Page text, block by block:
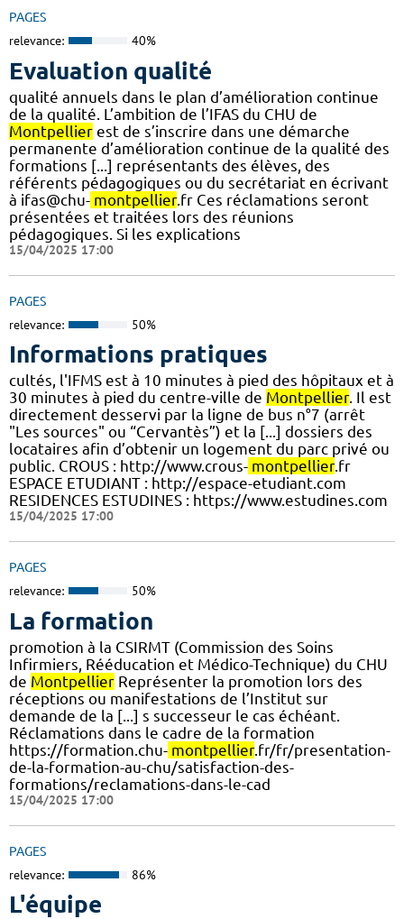
PAGES
relevance: 40%
Evaluation qualité
qualité annuels dans le plan d’amélioration continue
de la qualité. L’ambition de l’IFAS du CHU de
Montpellier est de s’inscrire dans une démarche
permanente d’amélioration continue de la qualité des
formations [...] représentants des élèves, des
référents pédagogiques ou du secrétariat en écrivant
à ifas@chu- montpellier.fr Ces réclamations seront
présentées et traitées lors des réunions
pédagogiques. Si les explications
15/04/2025 17:00
PAGES
relevance: 50%
Informations pratiques
cultés, l'IFMS est à 10 minutes à pied des hôpitaux et à
30 minutes à pied du centre-ville de Montpellier. Il est
directement desservi par la ligne de bus n°7 (arrêt
"Les sources" ou “Cervantès”) et la [...] dossiers des
locataires afin d’obtenir un logement du parc privé ou
public. CROUS : http://www.crous- montpellier.fr
ESPACE ETUDIANT : http://espace-etudiant.com
RESIDENCES ESTUDINES : https://www.estudines.com
15/04/2025 17:00
PAGES
relevance: 50%
La formation
promotion à la CSIRMT (Commission des Soins
Infirmiers, Rééducation et Médico-Technique) du CHU
de Montpellier Représenter la promotion lors des
réceptions ou manifestations de l’Institut sur
demande de la [...] s successeur le cas échéant.
Réclamations dans le cadre de la formation
https://formation.chu- montpellier.fr/fr/presentation-
de-la-formation-au-chu/satisfaction-des-
formations/reclamations-dans-le-cad
15/04/2025 17:00
PAGES
relevance: 86%
L'équipe